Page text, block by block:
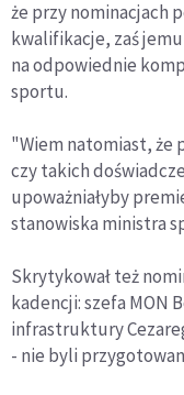
że przy nominacjach
kwalifikacje, zaś
na odpowiednie
sportu.
"Wiem natomiast, że
czy takich
upoważniałyby
stanowiska ministra
Skrytykował też
kadencji: szefa MON
infrastruktury
- nie byli